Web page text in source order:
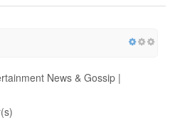
News & Gossip |